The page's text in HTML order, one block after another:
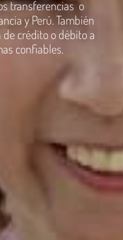
transferencias o
y Perú. También
crédito o débito a
confiables.